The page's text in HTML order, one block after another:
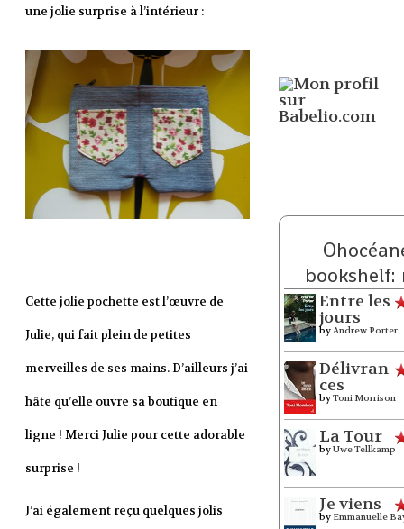
une jolie surprise à l’intérieur :
Cette jolie pochette est l’œuvre de
Julie, qui fait plein de petites
merveilles de ses mains. D’ailleurs j’ai
hâte qu’elle ouvre sa boutique en
ligne ! Merci Julie pour cette adorable
surprise !
J’ai également reçu quelques jolis
bookshelf:
Entre les
jours
byAndrew Porter
Délivran
ces
byToni Morrison
La Tour
byUwe Tellkamp
Je viens
by Emmanuelle